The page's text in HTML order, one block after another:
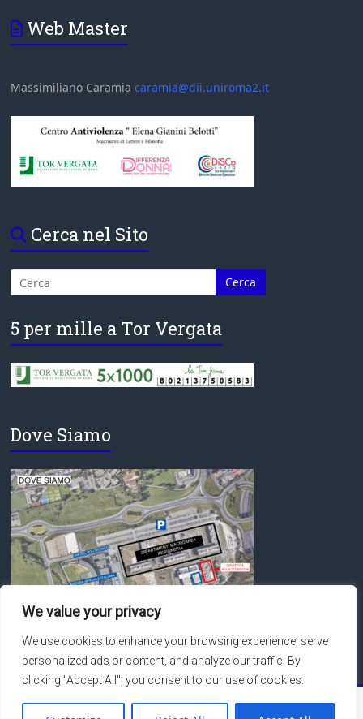
We value your privacy
We use cookies to enhance your browsing experience, serve
personalized ads or content, and analyze our traffic. By
clicking "Accept All", you consent to our use of cookies.
Web Master
Massimiliano Caramiacaramia@dii.uniroma2.it
Cerca nel Sito
5 per mille a Tor Vergata
Dove Siamo
Copyright © 2026Macroarea di Ingegneria – Università degli Studi di Roma